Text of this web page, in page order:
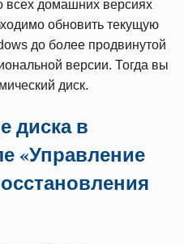
всех домашних версиях
обновить текущую
до более продвинутой
версии. Тогда вы
диск.
диска в
«Управление